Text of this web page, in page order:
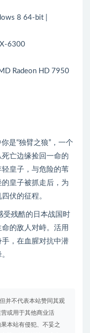
8 64-bit |
6300
Radeon HD 7950
是“独臂之狼”，一个
亡边缘捡回一命的
皇子，与危险的苇
皇子被抓走后，为
伏的征程。
受残酷的日本战国时
的敌人对峙。活用
，在血腥对抗中潜
并不代表本站赞同其观
或用于其他商业活
本站有侵犯、不妥之